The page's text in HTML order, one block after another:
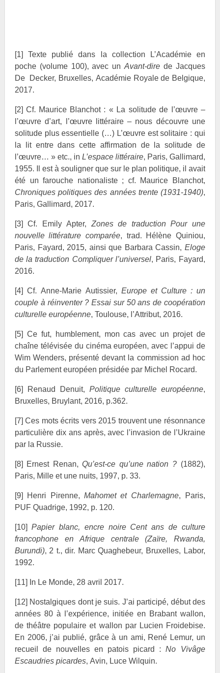
[1]
Texte publié dans la collection L’Académie en
poche (volume 100), avec un Avant-direde Jacques
De Decker, Bruxelles, Académie Royale de Belgique,
2017.
[2] Cf. Maurice Blanchot : « La solitude de l’œuvre –
l’œuvre d’art, l’œuvre littéraire – nous découvre une
solitude plus essentielle (…) L’œuvre est solitaire : qui
la lit entre dans cette affirmation de la solitude de
l’œuvre… » etc., in L’espace littéraire, Paris, Gallimard,
1955. Il est à souligner que sur le plan politique, il avait
été un farouche nationaliste ; cf. Maurice Blanchot,
Chroniques politiques des années trente (1931-1940),
Paris, Gallimard, 2017.
[3] Cf. Emily Apter, Zones de traduction Pour une
nouvelle littérature comparée, trad. Hélène Quiniou,
Paris, Fayard, 2015, ainsi que Barbara Cassin, Eloge
de la traduction Compliquer l’universel, Paris, Fayard,
2016.
[4] Cf. Anne-Marie Autissier, Europe et Culture : un
couple à réinventer ? Essai sur 50 ans de coopération
culturelle européenne, Toulouse, l’Attribut, 2016.
[5] Ce fut, humblement, mon cas avec un projet de
chaîne télévisée du cinéma européen, avec l’appui de
Wim Wenders, présenté devant la commission ad hoc
du Parlement européen présidée par Michel Rocard.
[6] Renaud Denuit, Politique culturelle européenne,
Bruxelles, Bruylant, 2016, p.362.
[7] Ces mots écrits vers 2015 trouvent une résonnance
particulière dix ans après, avec l’invasion de l’Ukraine
par la Russie.
[8] Ernest Renan, Qu’est-ce qu’une nation ?(1882),
Paris, Mille et une nuits, 1997, p. 33.
[9] Henri Pirenne, Mahomet et Charlemagne, Paris,
PUF Quadrige, 1992, p. 120.
[10] Papier blanc, encre noire Cent ans de culture
francophone en Afrique centrale (Zaïre, Rwanda,
Burundi), 2 t., dir. Marc Quaghebeur, Bruxelles, Labor,
1992.
[11] In Le Monde, 28 avril 2017.
[12] Nostalgiques dont je suis. J’ai participé, début des
années 80 à l’expérience, initiée en Brabant wallon,
de théâtre populaire et wallon par Lucien Froidebise.
En 2006, j’ai publié, grâce à un ami, René Lemur, un
recueil de nouvelles en patois picard : No Vivâge
Escaudries picardes, Avin, Luce Wilquin.